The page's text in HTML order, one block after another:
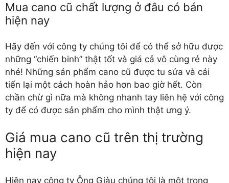
Mua cano cũ chất lượng ở đâu có bán
hiện nay
Hãy đến với công ty chúng tôi để có thể sở hữu được
những “chiến binh” thật tốt và giá cả vô cùng rẻ này
nhé! Những sản phẩm cano cũ được tu sửa và cải
tiến lại một cách hoàn hảo hơn bao giờ hết. Còn
chần chừ gì nữa mà không nhanh tay liên hệ với công
ty để có được sản phẩm cho mình thật ưng ý.
Giá mua cano cũ trên thị trường
hiện nay
Hiện nay công ty Ông Giàu chúng tôi là một trong